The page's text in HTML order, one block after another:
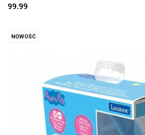
99.99
NOWOŚĆ